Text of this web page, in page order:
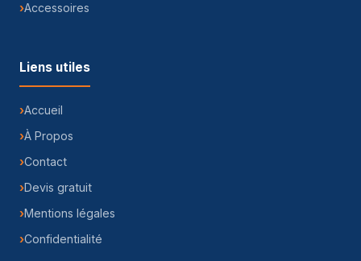
Accessoires
Liens utiles
Accueil
À Propos
Contact
Devis gratuit
Mentions légales
Confidentialité